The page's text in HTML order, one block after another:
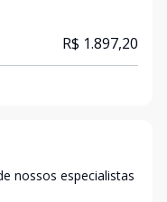
R$ 1.897,20
nossos especialistas